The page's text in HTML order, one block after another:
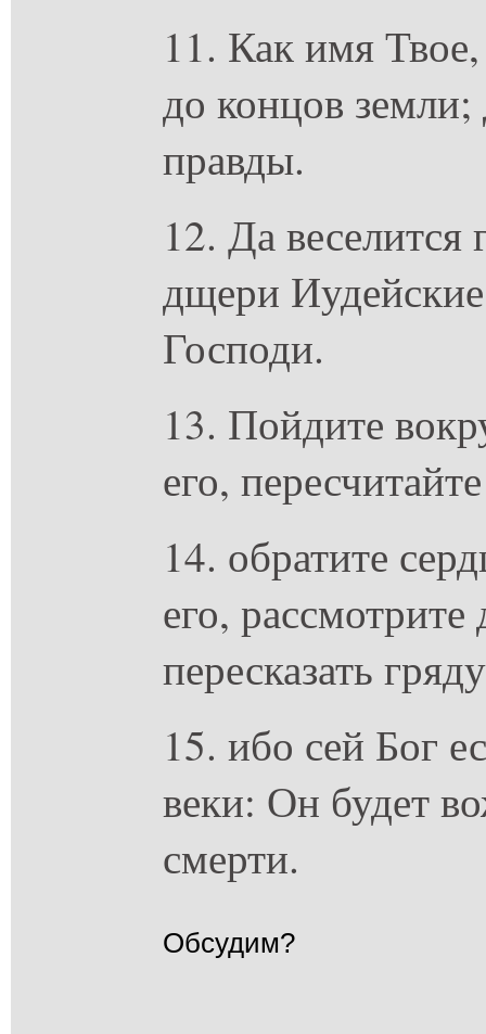
11. Как имя
до концов
правды.
12. Да
дщери
Господи.
13. Пойдите
его,
14. обратите
его,
пересказать
15. ибо сей Бог
веки: Он будет
смерти.
Обсудим?